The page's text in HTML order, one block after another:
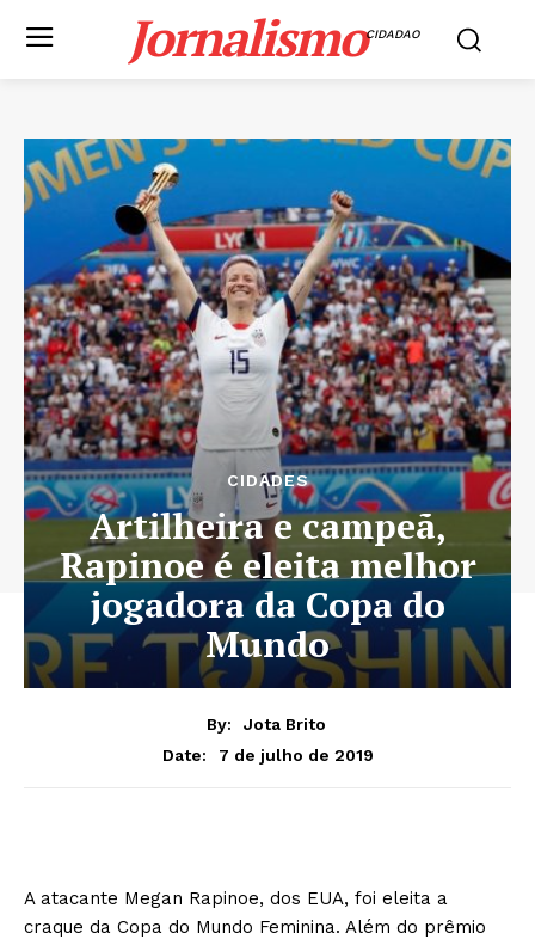
JornalismoCIDADAO
CIDADES
Artilheira e campeã,
Rapinoe é eleita melhor
jogadora da Copa do
Mundo
By:
Jota Brito
Date:
7 de julho de 2019
A atacante Megan Rapinoe, dos EUA, foi eleita a
craque da Copa do Mundo Feminina. Além do prêmio